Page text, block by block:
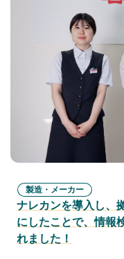
製造・メーカー
ナレカンを導入し、
にしたことで、情報
れました！